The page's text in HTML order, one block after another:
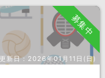
募集中
更新日： 2026年01月11日(日)